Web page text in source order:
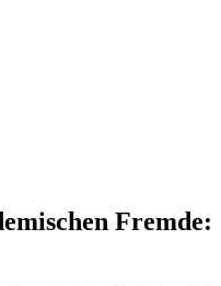
Fremde: